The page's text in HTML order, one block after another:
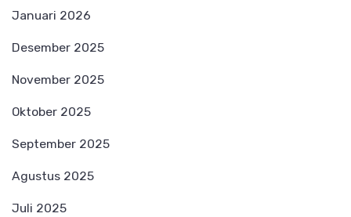
Januari 2026
Desember 2025
November 2025
Oktober 2025
September 2025
Agustus 2025
Juli 2025